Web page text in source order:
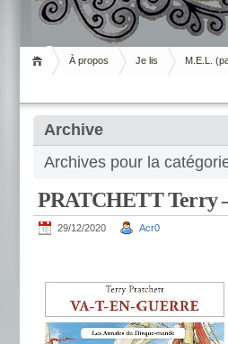
Livrement
À propos Je lis M.E.L.
Archive
Archives pour la
PRATCHETT Terry
29/12/2020 Acr0